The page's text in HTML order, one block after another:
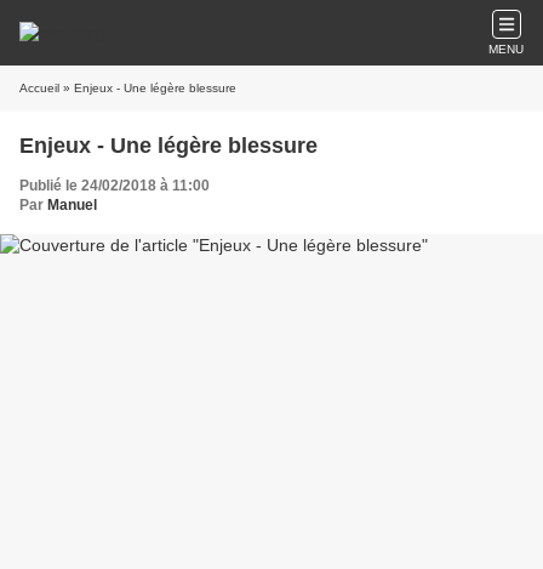
MENU
Accueil » Enjeux - Une légère blessure
Enjeux - Une légère blessure
Publié le 24/02/2018 à 11:00
Par Manuel